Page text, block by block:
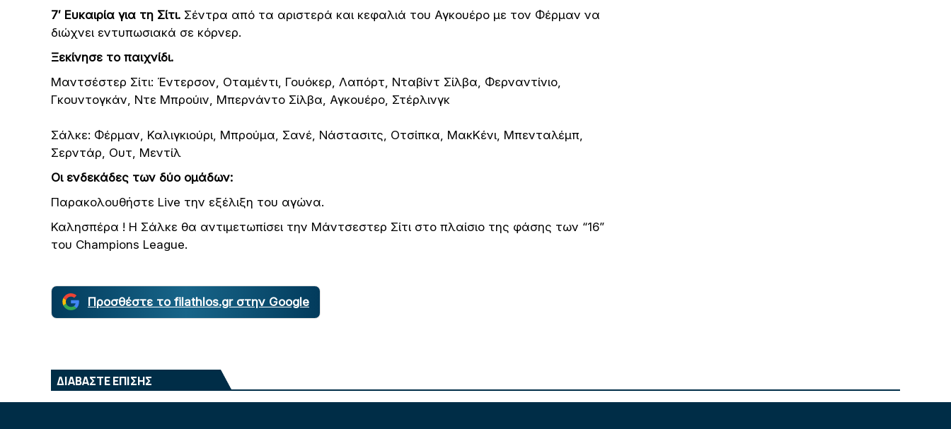
7′ Ευκαιρία για τη Σίτι. Σέντρα από τα αριστερά και κεφαλιά του Αγκουέρο με τον Φέρμαν να
διώχνει εντυπωσιακά σε κόρνερ.
Ξεκίνησε το παιχνίδι.
Μαντσέστερ Σίτι: Έντερσον, Οταμέντι, Γουόκερ, Λαπόρτ, Νταβίντ Σίλβα, Φερναντίνιο,
Γκουντογκάν, Ντε Μπρούιν, Μπερνάντο Σίλβα, Αγκουέρο, Στέρλινγκ
Σάλκε: Φέρμαν, Καλιγκιούρι, Μπρούμα, Σανέ, Νάστασιτς, Οτσίπκα, ΜακΚένι, Μπενταλέμπ,
Σερντάρ, Ουτ, Μεντίλ
Οι ενδεκάδες των δύο ομάδων:
Παρακολουθήστε Live την εξέλιξη του αγώνα.
Καλησπέρα ! Η Σάλκε θα αντιμετωπίσει την Μάντσεστερ Σίτι στο πλαίσιο της φάσης των “16”
του Champions League.
Προσθέστε το filathlos.gr στην Google
ΔΙΑΒΑΣΤΕ ΕΠΙΣΗΣ